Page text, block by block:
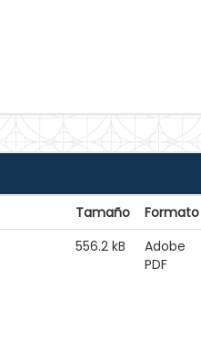
Tamaño
Formato
556.2 kB
Adobe
PDF